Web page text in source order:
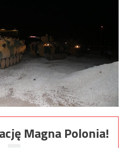
Magna Polonia!